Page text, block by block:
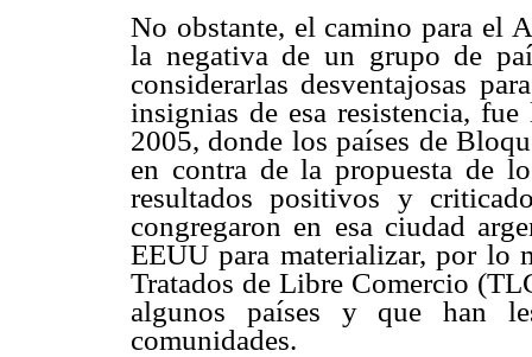
No obstante, el camino para el
la negativa de un grupo de
considerarlas desventajosas
insignias de esa resistencia,
2005, donde los países de
en contra de la propuesta de
resultados positivos y
congregaron en esa ciudad
EEUU para materializar, por lo
Tratados de Libre Comercio
algunos países y que han
comunidades.